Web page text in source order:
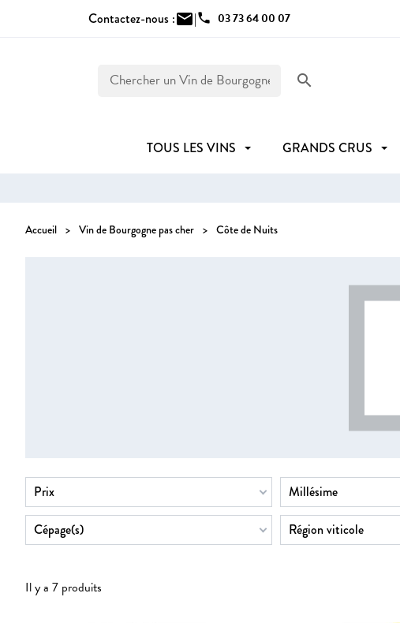
Contactez-nous :mail|phone 03 73 64 00 07
search
TOUS LES VINS GRANDS CRUS
Accueil Vin de Bourgogne pas cher Côte de Nuits
Prix Millésime
Cépage(s) Région viticole
Il y a 7 produits